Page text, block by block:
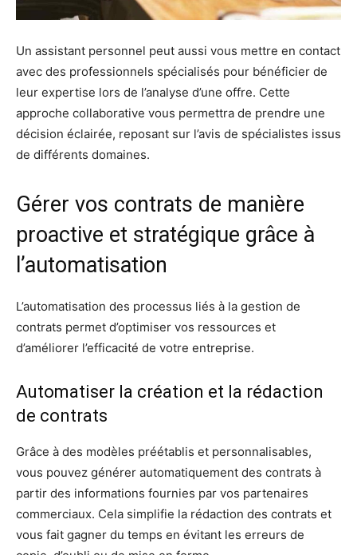
Un assistant personnel peut aussi vous mettre en contact
avec des professionnels spécialisés pour bénéficier de
leur expertise lors de l’analyse d’une offre. Cette
approche collaborative vous permettra de prendre une
décision éclairée, reposant sur l’avis de spécialistes issus
de différents domaines.
Gérer vos contrats de manière
proactive et stratégique grâce à
l’automatisation
L’automatisation des processus liés à la gestion de
contrats permet d’optimiser vos ressources et
d’améliorer l’efficacité de votre entreprise.
Automatiser la création et la rédaction
de contrats
Grâce à des modèles préétablis et personnalisables,
vous pouvez générer automatiquement des contrats à
partir des informations fournies par vos partenaires
commerciaux. Cela simplifie la rédaction des contrats et
vous fait gagner du temps en évitant les erreurs de